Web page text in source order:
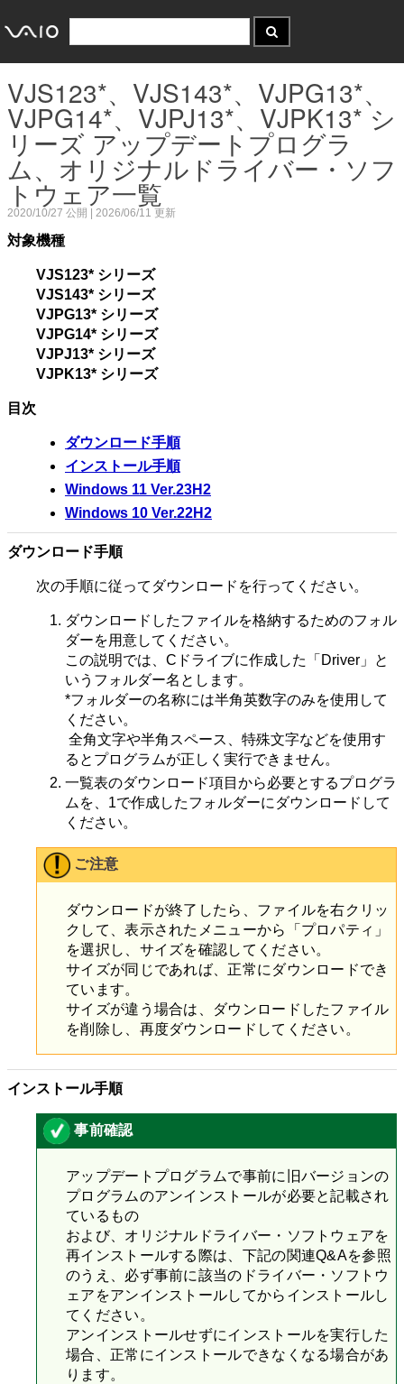
VJS123*、VJS143*、VJPG13*、
VJPG14*、VJPJ13*、VJPK13* シ
リーズ アップデートプログラ
ム、オリジナルドライバー・ソフ
トウェア一覧
2020/10/27 公開 | 2026/06/11 更新
対象機種
VJS123* シリーズ
VJS143* シリーズ
VJPG13* シリーズ
VJPG14* シリーズ
VJPJ13* シリーズ
VJPK13* シリーズ
目次
ダウンロード手順
インストール手順
Windows 11 Ver.23H2
Windows 10 Ver.22H2
ダウンロード手順
次の手順に従ってダウンロードを行ってください。
ダウンロードしたファイルを格納するためのフォル
ダーを用意してください。
この説明では、Cドライブに作成した「Driver」と
いうフォルダー名とします。
*フォルダーの名称には半角英数字のみを使用して
ください。
全角文字や半角スペース、特殊文字などを使用す
るとプログラムが正しく実行できません。
一覧表のダウンロード項目から必要とするプログラ
ムを、1で作成したフォルダーにダウンロードして
ください。
ご注意
ダウンロードが終了したら、ファイルを右クリッ
クして、表示されたメニューから「プロパティ」
を選択し、サイズを確認してください。
サイズが同じであれば、正常にダウンロードでき
ています。
サイズが違う場合は、ダウンロードしたファイル
を削除し、再度ダウンロードしてください。
インストール手順
事前確認
アップデートプログラムで事前に旧バージョンの
プログラムのアンインストールが必要と記載され
ているもの
および、オリジナルドライバー・ソフトウェアを
再インストールする際は、下記の関連Q&Aを参照
のうえ、必ず事前に該当のドライバー・ソフトウ
ェアをアンインストールしてからインストールし
てください。
アンインストールせずにインストールを実行した
場合、正常にインストールできなくなる場合があ
ります。